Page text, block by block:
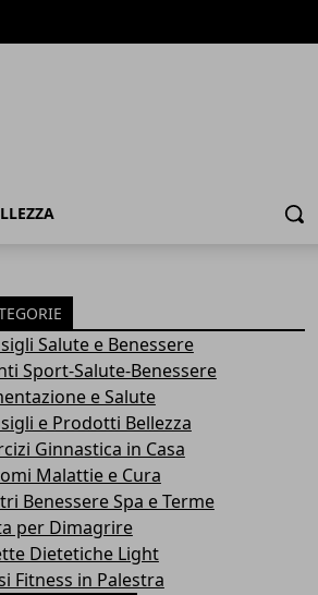
Cerca
Salute e Benessere
Sport-Salute-Benessere
e Salute
e Prodotti Bellezza
Ginnastica in Casa
Malattie e Cura
Benessere Spa e Terme
per Dimagrire
Dietetiche Light
Fitness in Palestra